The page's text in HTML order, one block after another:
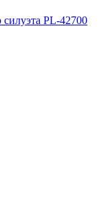
силуэта PL-42700